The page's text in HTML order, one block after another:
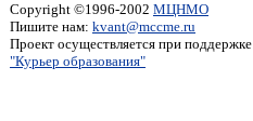
Copyright ©1996-2002 МЦНМО
Пишите нам: kvant@mccme.ru
Проект осуществляется при поддержке
"Курьер образования"